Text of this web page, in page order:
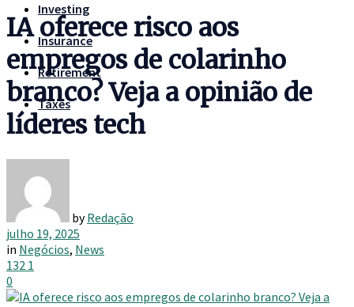
Investing
Insurance
Retirement
Taxes
IA oferece risco aos
empregos de colarinho
branco? Veja a opinião de
líderes tech
by Redação
julho 19, 2025
in Negócios, News
132 1
0